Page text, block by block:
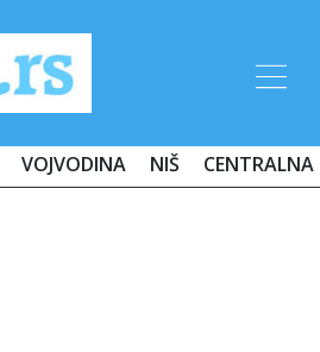
VOJVODINA NIŠ CENTRALNA